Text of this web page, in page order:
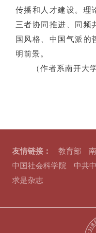
传播和人才建设。理
三者协同推进、同频
国风格、中国气派的
明前景。
（作者系南开大
友情链接： 教育部
中国社会科学院
中共
求是杂志